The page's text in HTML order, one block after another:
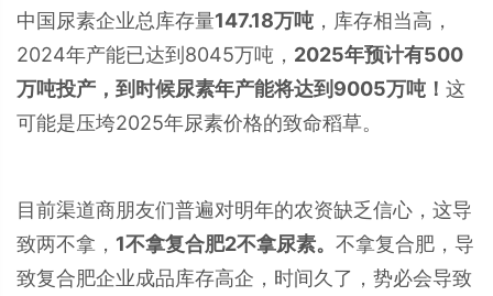
中国尿素企业总库存量147.18万吨 ，库存相当高，
2024年产能已达到8045万吨， 2025年预计有500
万吨投产，到时候尿素年产能将达到9005万吨！ 这
可能是压垮2025年尿素价格的致命稻草。
目前渠道商朋友们普遍对明年的农资缺乏信心，这导
致两不拿， 1不拿复合肥2不拿尿素。 不拿复合肥，导
致复合肥企业成品库存高企，时间久了，势必会导致